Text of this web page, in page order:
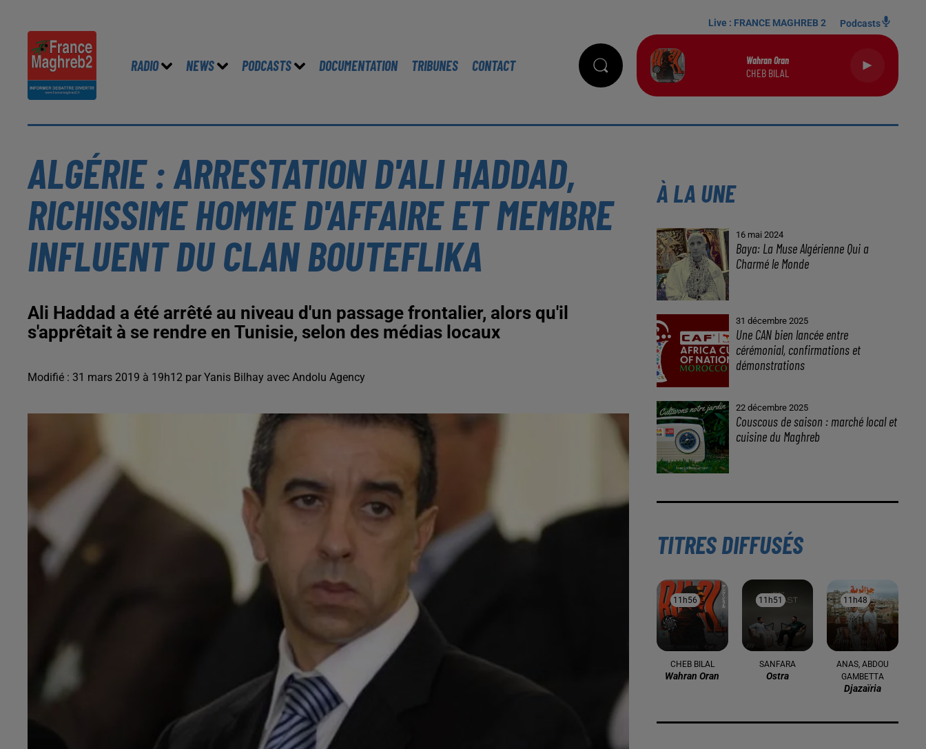
RADIO NEWS PODCASTS DOCUMENTATION TRIBUNES CONTACT
Live : FRANCE MAGHREB 2 Podcasts
Wahran Oran
CHEB BILAL
ALGÉRIE : ARRESTATION D'ALI HADDAD,
RICHISSIME HOMME D'AFFAIRE ET MEMBRE
INFLUENT DU CLAN BOUTEFLIKA
Ali Haddad a été arrêté au niveau d'un passage frontalier, alors qu'il
s'apprêtait à se rendre en Tunisie, selon des médias locaux
Modifié : 31 mars 2019 à 19h12 par Yanis Bilhay avec Andolu Agency
À LA UNE
16 mai 2024
Baya: La Muse Algérienne Qui a
Charmé le Monde